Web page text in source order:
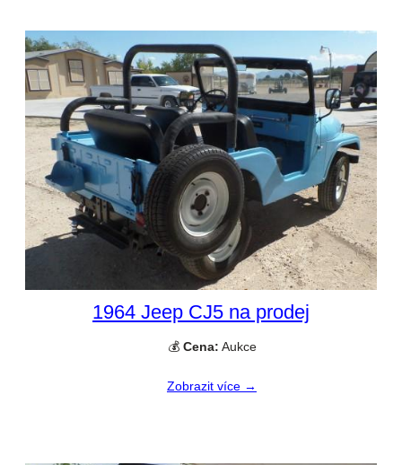
1964 Jeep CJ5 na prodej
💰 Cena: Aukce
Zobrazit více →